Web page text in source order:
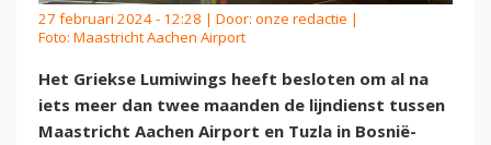
27 februari 2024 - 12:28 | Door: onze redactie |
Foto: Maastricht Aachen Airport
Het Griekse Lumiwings heeft besloten om al na
iets meer dan twee maanden de lijndienst tussen
Maastricht Aachen Airport en Tuzla in Bosnië-